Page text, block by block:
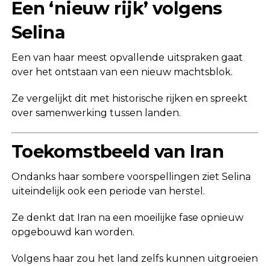
Een ‘nieuw rijk’ volgens
Selina
Een van haar meest opvallende uitspraken gaat
over het ontstaan van een nieuw machtsblok.
Ze vergelijkt dit met historische rijken en spreekt
over samenwerking tussen landen.
Toekomstbeeld van Iran
Ondanks haar sombere voorspellingen ziet Selina
uiteindelijk ook een periode van herstel.
Ze denkt dat Iran na een moeilijke fase opnieuw
opgebouwd kan worden.
Volgens haar zou het land zelfs kunnen uitgroeien